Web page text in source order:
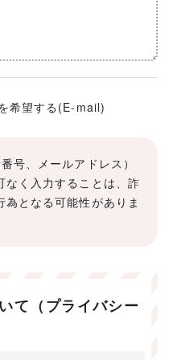
希望する(E-mail)
号、メールアドレス）
なく入力することは、詐
となる可能性がありま
て（プライバシー